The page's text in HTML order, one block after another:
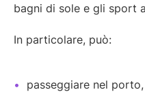
bagni di sole e gli sport
In particolare, può:
passeggiare nel porto,